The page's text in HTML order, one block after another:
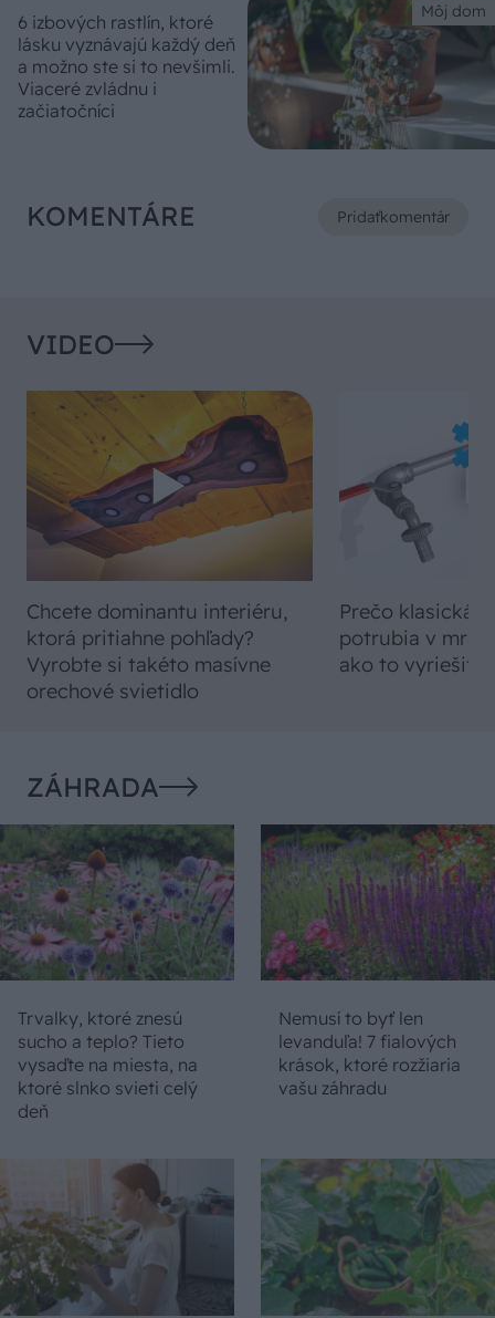
Môj dom
6 izbových rastlín, ktoré
lásku vyznávajú každý deň
a možno ste si to nevšimli.
Viaceré zvládnu i
začiatočníci
KOMENTÁRE Pridaťkomentár
VIDEO
Chcete dominantu interiéru,
ktorá pritiahne pohľady?
Vyrobte si takéto masívne
orechové svietidlo
Prečo klasická
potrubia v
ako to vyriešiť
ZÁHRADA
Trvalky, ktoré znesú
sucho a teplo? Tieto
vysaďte na miesta, na
ktoré slnko svieti celý
deň
Nemusí to byť len
levanduľa! 7 fialových
krások, ktoré rozžiaria
vašu záhradu